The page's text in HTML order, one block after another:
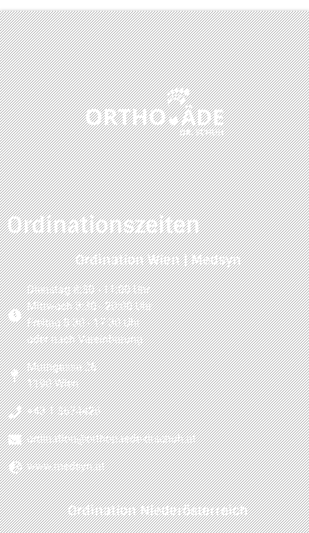
Ordinationszeiten
Ordination Wien | Medsyn
Dienstag 8:30 - 11:00 Uhr
Mittwoch 8:30 - 20:00 Uhr
Freitag 8:30 - 17:30 Uhr
oder nach Vereinbarung
Muthgasse 26
1190 Wien
+43 1 3674426
ordination@orthopaede-drschuh.at
www.medsyn.at
Ordination Niederösterreich